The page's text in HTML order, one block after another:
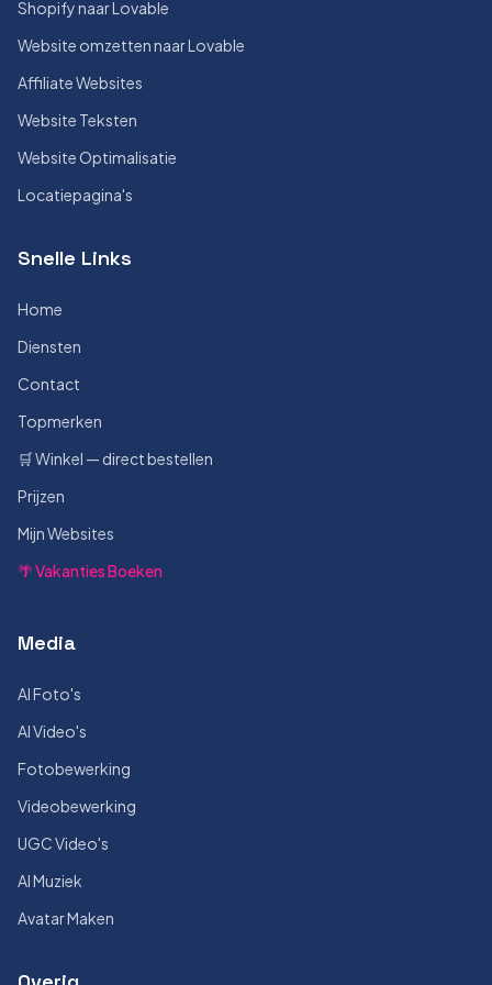
Shopify naar Lovable
Website omzetten naar Lovable
Affiliate Websites
Website Teksten
Website Optimalisatie
Locatiepagina's
Snelle Links
Home
Diensten
Contact
Topmerken
🛒 Winkel — direct bestellen
Prijzen
Mijn Websites
🌴 Vakanties Boeken
Media
AI Foto's
AI Video's
Fotobewerking
Videobewerking
UGC Video's
AI Muziek
Avatar Maken